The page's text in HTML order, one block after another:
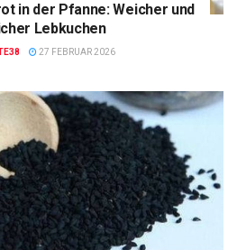
in der Pfanne: Weicher und
Lebkuchen
27 FEBRUAR 2026